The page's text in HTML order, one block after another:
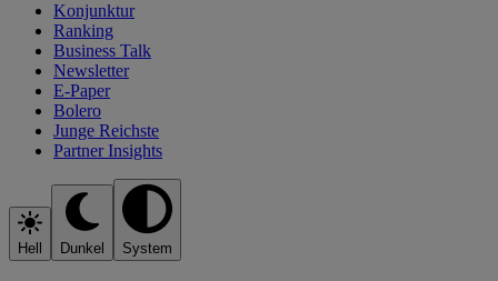
Konjunktur
Ranking
Business Talk
Newsletter
E-Paper
Bolero
Junge Reichste
Partner Insights
Hell Dunkel System